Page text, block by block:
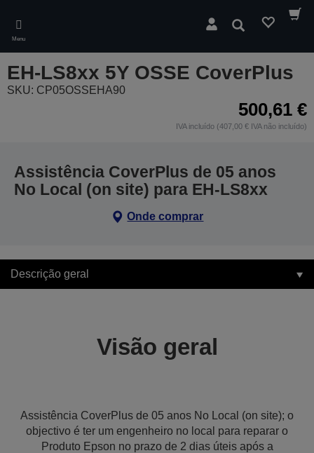
main
content
Menu
Pesquisar
EH-LS8xx 5Y OSSE CoverPlus
SKU: CP05OSSEHA90
500,61 €
IVA incluído (407,00 € IVA não incluído)
Assistência CoverPlus de 05 anos
No Local (on site) para EH-LS8xx
Onde comprar
Descrição geral
Visão geral
Assistência CoverPlus de 05 anos No Local (on site); o
objectivo é ter um engenheiro no local para reparar o
Produto Epson no prazo de 2 dias úteis após a